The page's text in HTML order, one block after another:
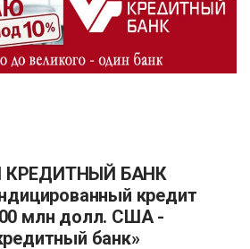
кредит
млн долл. США -
банк»